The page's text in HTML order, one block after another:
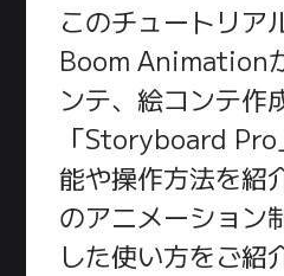
このチュートリア
Boom Animation
ンテ、絵コンテ作
「Storyboard
能や操作方法を紹
のアニメーション
した使い方をご紹